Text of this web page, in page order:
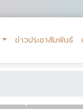
ข่าวประชาสัมพันธ์